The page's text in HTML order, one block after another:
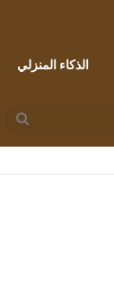
الذكاء المنزلي
بحث
عن